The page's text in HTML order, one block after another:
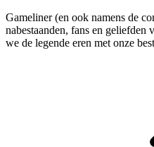
Gameliner (en ook namens de
nabestaanden, fans en geliefden
we de legende eren met onze